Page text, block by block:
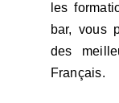
les
bar, vous
des
Français.